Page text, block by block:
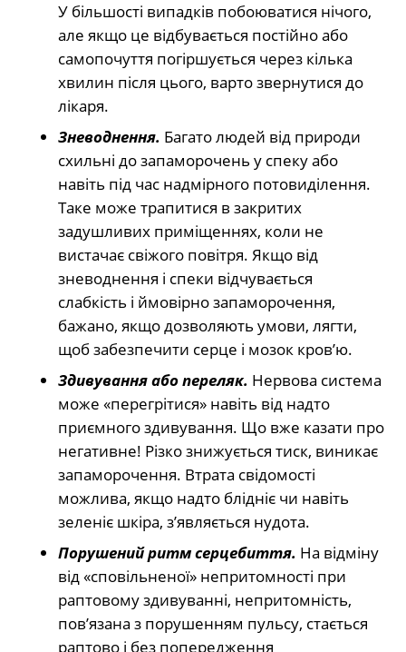
У більшості випадків побоюватися нічого,
але якщо це відбувається постійно або
самопочуття погіршується через кілька
хвилин після цього, варто звернутися до
лікаря.
Зневоднення. Багато людей від природи
схильні до запаморочень у спеку або
навіть під час надмірного потовиділення.
Таке може трапитися в закритих
задушливих приміщеннях, коли не
вистачає свіжого повітря. Якщо від
зневоднення і спеки відчувається
слабкість і ймовірно запаморочення,
бажано, якщо дозволяють умови, лягти,
щоб забезпечити серце і мозок кров’ю.
Здивування або переляк. Нервова система
може «перегрітися» навіть від надто
приємного здивування. Що вже казати про
негативне! Різко знижується тиск, виникає
запаморочення. Втрата свідомості
можлива, якщо надто блідніє чи навіть
зеленіє шкіра, з’являється нудота.
Порушений ритм серцебиття. На відміну
від «сповільненої» непритомності при
раптовому здивуванні, непритомність,
пов’язана з порушенням пульсу, стається
раптово і без попередження